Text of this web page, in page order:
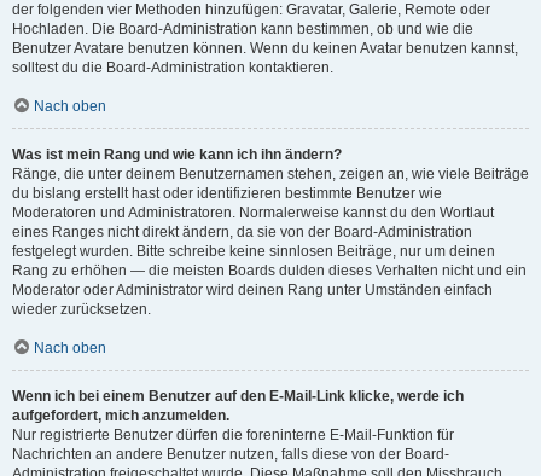
der folgenden vier Methoden hinzufügen: Gravatar, Galerie, Remote oder
Hochladen. Die Board-Administration kann bestimmen, ob und wie die
Benutzer Avatare benutzen können. Wenn du keinen Avatar benutzen kannst,
solltest du die Board-Administration kontaktieren.
Nach oben
Was ist mein Rang und wie kann ich ihn ändern?
Ränge, die unter deinem Benutzernamen stehen, zeigen an, wie viele Beiträge
du bislang erstellt hast oder identifizieren bestimmte Benutzer wie
Moderatoren und Administratoren. Normalerweise kannst du den Wortlaut
eines Ranges nicht direkt ändern, da sie von der Board-Administration
festgelegt wurden. Bitte schreibe keine sinnlosen Beiträge, nur um deinen
Rang zu erhöhen — die meisten Boards dulden dieses Verhalten nicht und ein
Moderator oder Administrator wird deinen Rang unter Umständen einfach
wieder zurücksetzen.
Nach oben
Wenn ich bei einem Benutzer auf den E-Mail-Link klicke, werde ich
aufgefordert, mich anzumelden.
Nur registrierte Benutzer dürfen die foreninterne E-Mail-Funktion für
Nachrichten an andere Benutzer nutzen, falls diese von der Board-